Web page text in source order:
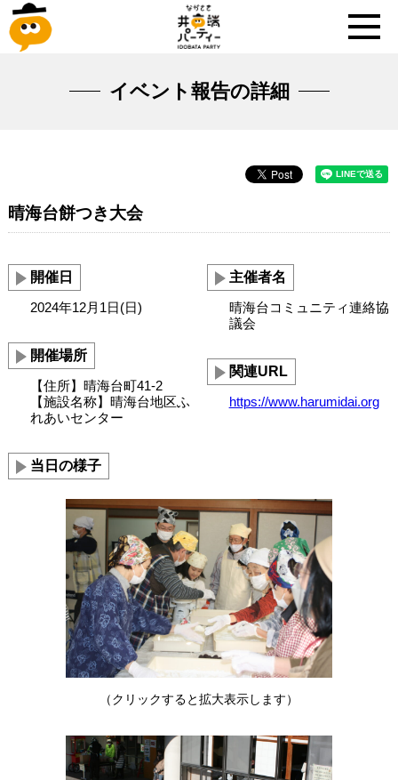
イベント報告の詳細
晴海台餅つき大会
開催日
2024年12月1日(日)
開催場所
【住所】晴海台町41-2
【施設名称】晴海台地区ふ
れあいセンター
主催者名
晴海台コミュニティ連絡協
議会
関連URL
https://www.harumidai.org
当日の様子
（クリックすると拡大表示します）